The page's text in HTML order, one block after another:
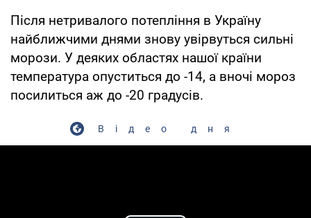
Після нетривалого потепління в Україну
найближчими днями знову увірвуться сильні
морози. У деяких областях нашої країни
температура опуститься до -14, а вночі мороз
посилиться аж до -20 градусів.
Відео дня